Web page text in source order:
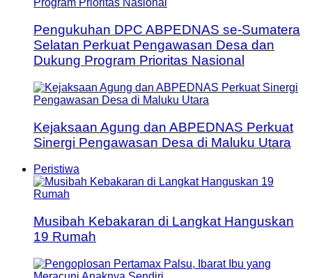
Pengukuhan DPC ABPEDNAS se-Sumatera
Selatan Perkuat Pengawasan Desa dan
Dukung Program Prioritas Nasional
Kejaksaan Agung dan ABPEDNAS Perkuat
Sinergi Pengawasan Desa di Maluku Utara
Peristiwa
Musibah Kebakaran di Langkat Hanguskan
19 Rumah